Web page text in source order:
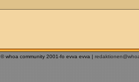
© whoa community 2001-fo evva evva |